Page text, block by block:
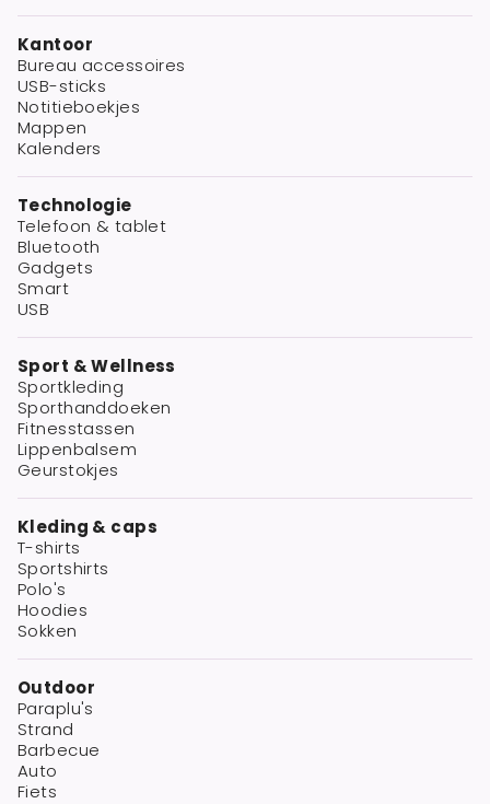
Kantoor
Bureau accessoires
USB-sticks
Notitieboekjes
Mappen
Kalenders
Technologie
Telefoon & tablet
Bluetooth
Gadgets
Smart
USB
Sport & Wellness
Sportkleding
Sporthanddoeken
Fitnesstassen
Lippenbalsem
Geurstokjes
Kleding & caps
T-shirts
Sportshirts
Polo's
Hoodies
Sokken
Outdoor
Paraplu's
Strand
Barbecue
Auto
Fiets